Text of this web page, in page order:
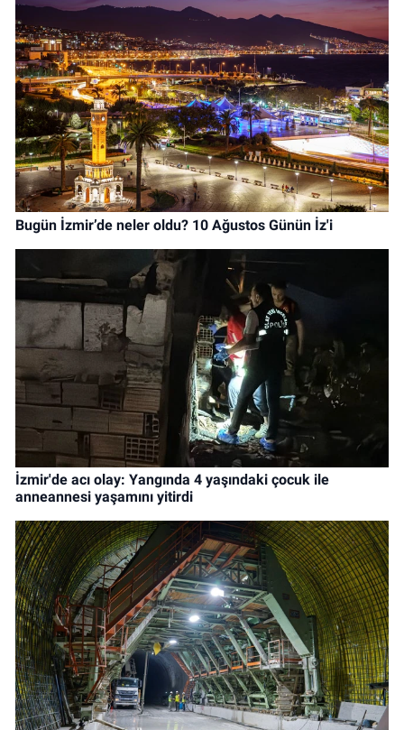
Bugün İzmir’de neler oldu? 10 Ağustos Günün İz'i
İzmir'de acı olay: Yangında 4 yaşındaki çocuk ile
anneannesi yaşamını yitirdi